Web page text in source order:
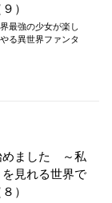
）
最強の少女が楽し
る異世界ファンタ
めました ～私
見れる世界で
）